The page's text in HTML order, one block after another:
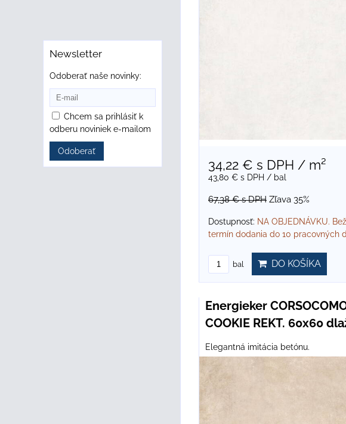
34,22 € s DPH / m²
43,80 € s DPH / bal
67,38 €s DPH Zľava 35%
Dostupnosť: NA OBJEDNÁVKU.
termín dodania do 10 pracovných
bal DO KOŠÍKA
Energieker
COOKIE REKT. 60x60
Elegantná imitácia betónu.
Newsletter
Odoberať naše novinky:
Chcem sa prihlásiť k
odberu noviniek e-mailom
Odoberať